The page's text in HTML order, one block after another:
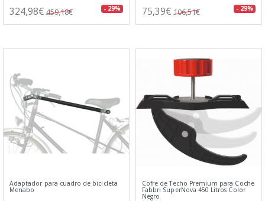
324,98€ 459,18€ - 29% 75,39€ 106,51€ - 29%
Adaptador para cuadro de bicicleta
Menabo
Cofre de Techo Premium para Coche
Fabbri SuperNova 450 Litros Color
Negro